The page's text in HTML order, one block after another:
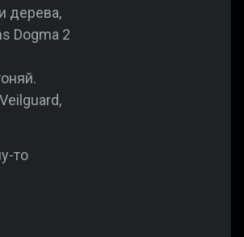
дерева,
Dogma 2
то